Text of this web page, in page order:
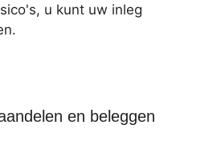
u kunt uw inleg
en beleggen